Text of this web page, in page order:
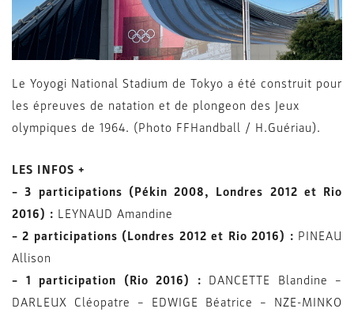
Le Yoyogi National Stadium de Tokyo a été construit pour
les épreuves de natation et de plongeon des Jeux
olympiques de 1964. (Photo FFHandball / H.Guériau).
LES INFOS +
– 3 participations (Pékin 2008, Londres 2012 et Rio
2016) : LEYNAUD Amandine
– 2 participations (Londres 2012 et Rio 2016) : PINEAU
Allison
– 1 participation (Rio 2016) : DANCETTE Blandine –
DARLEUX Cléopatre – EDWIGE Béatrice – NZE-MINKO